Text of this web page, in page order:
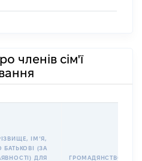
членів сім'ї
ІМʼЯ,
БАТЬКОВІ (ЗА
ДЛЯ
ГРОМАДЯНСТВО